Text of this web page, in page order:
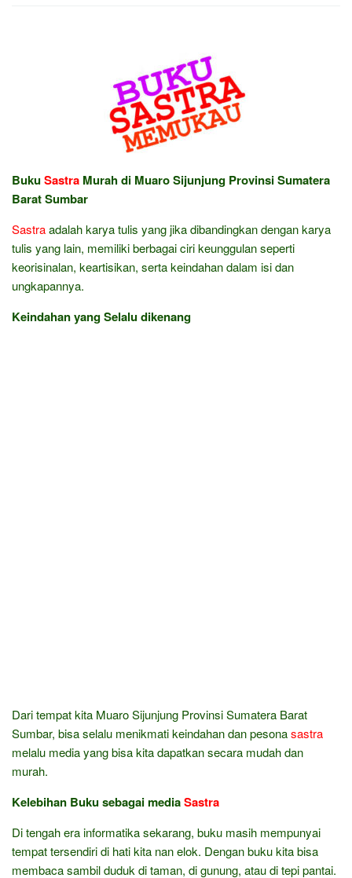
BukuSastra Murah di Muaro Sijunjung Provinsi Sumatera
Barat Sumbar
Sastraadalah karya tulis yang jika dibandingkan dengan karya
tulis yang lain, memiliki berbagai ciri keunggulan seperti
keorisinalan, keartisikan, serta keindahan dalam isi dan
ungkapannya.
Keindahan yang Selalu dikenang
Dari tempat kita Muaro Sijunjung Provinsi Sumatera Barat
Sumbar, bisa selalu menikmati keindahan dan pesonasastra
melalu media yang bisa kita dapatkan secara mudah dan
murah.
Kelebihan Buku sebagai mediaSastra
Di tengah era informatika sekarang, buku masih mempunyai
tempat tersendiri di hati kita nan elok. Dengan buku kita bisa
membaca sambil duduk di taman, di gunung, atau di tepi pantai.